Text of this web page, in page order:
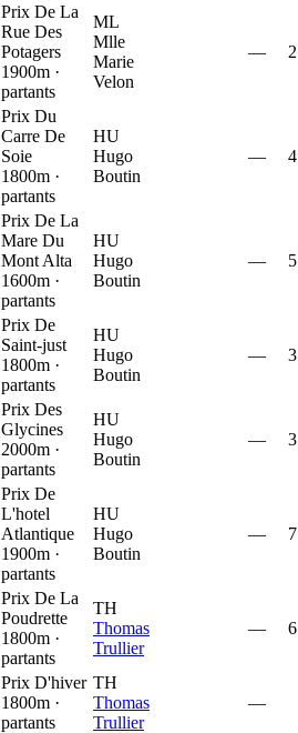
Prix De La
Rue Des
Potagers
1900m ·
partants
ML
Mlle
Marie
Velon
— 2
Prix Du
Carre De
Soie
1800m ·
partants
HU
Hugo
Boutin
— 4
Prix De La
Mare Du
Mont Alta
1600m ·
partants
HU
Hugo
Boutin
— 5
Prix De
Saint-just
1800m ·
partants
HU
Hugo
Boutin
— 3
Prix Des
Glycines
2000m ·
partants
HU
Hugo
Boutin
— 3
Prix De
L'hotel
Atlantique
1900m ·
partants
HU
Hugo
Boutin
— 7
Prix De La
Poudrette
1800m ·
partants
TH
Thomas
Trullier
— 6
Prix D'hiver
1800m ·
partants
TH
Thomas
Trullier
—